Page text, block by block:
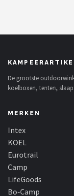
De grootste
koelboxen, tenten,
MERKEN
Intex
KOEL
Eurotrail
Camp
LifeGoods
Bo-Camp